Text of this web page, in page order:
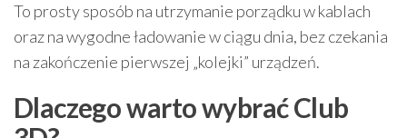
To prosty sposób na utrzymanie porządku w kablach
oraz na wygodne ładowanie w ciągu dnia, bez czekania
na zakończenie pierwszej „kolejki” urządzeń.
Dlaczego warto wybrać Club